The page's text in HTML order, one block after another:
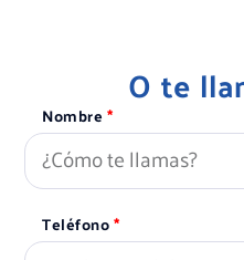
O te
Nombre
Teléfono